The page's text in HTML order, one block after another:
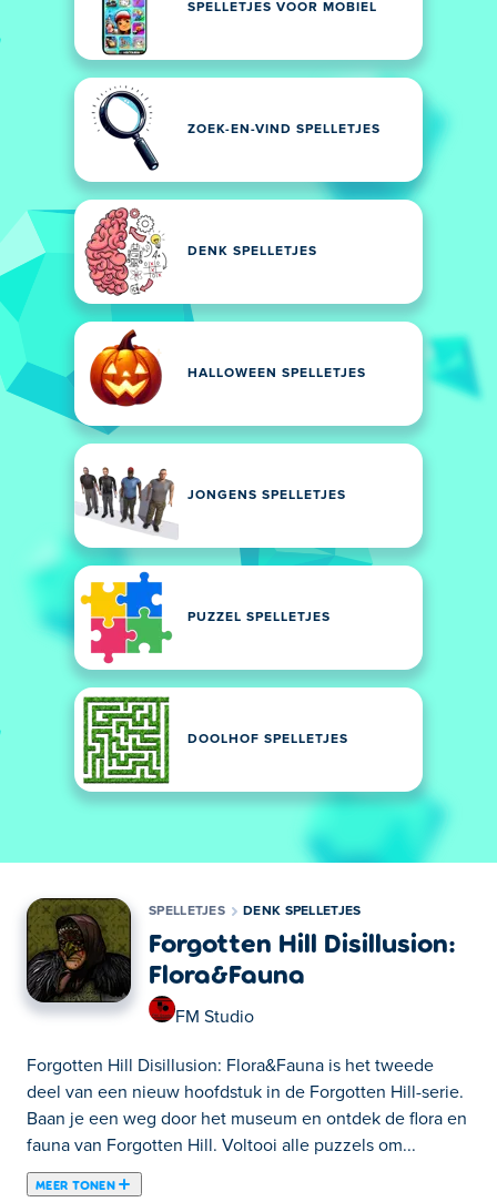
SPELLETJES VOOR MOBIEL
ZOEK-EN-VIND SPELLETJES
DENK SPELLETJES
HALLOWEEN SPELLETJES
JONGENS SPELLETJES
PUZZEL SPELLETJES
DOOLHOF SPELLETJES
SPELLETJES DENK SPELLETJES
Forgotten Hill Disillusion:
Flora&Fauna
FM Studio
Forgotten Hill Disillusion: Flora&Fauna is het tweede
deel van een nieuw hoofdstuk in de Forgotten Hill-serie.
Baan je een weg door het museum en ontdek de flora en
fauna van Forgotten Hill. Voltooi alle puzzels om...
MEER TONEN